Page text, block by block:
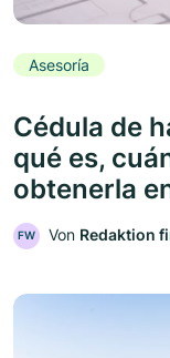
Asesoría
Cédula de
qué es,
obtenerla
FW Von Redaktion